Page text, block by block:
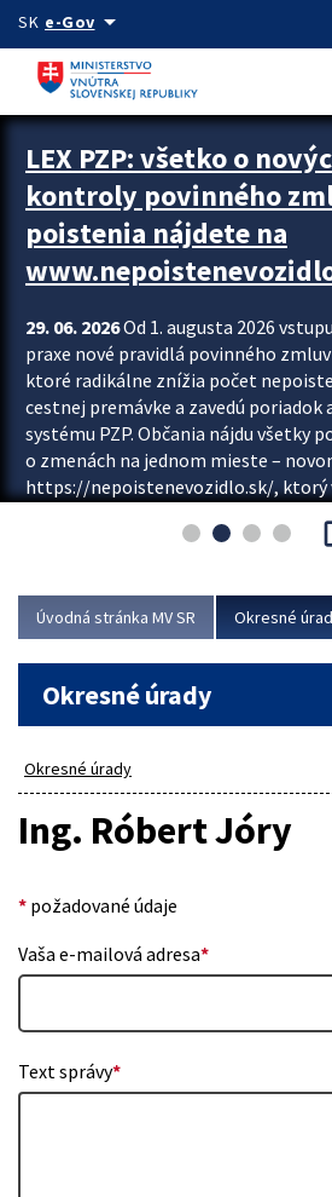
Preskocit na hlavný obsah
SK e-Govarrow_drop_down
Zastavit automatický posun upútavok
LEX PZP: všetko o
kontroly povinného
poistenia nájdete na
29. 06. 2026Od 1. augusta 2026
praxe nové pravidlá povinného
ktoré radikálne znížia počet
cestnej premávke a zavedú poriadok
systému PZP. Občania nájdu všetky
o zmenách na jednom mieste –
https://nepoistenevozidlo.sk/, ktorý
asociácie poisťovní (SLASPO) a
Viac
Úvodná stránka MV SR Okresné
Okresné úrady
Okresné úrady
Ing. Róbert Jóry
* požadované údaje
Vaša e-mailová adresa*
Text správy*